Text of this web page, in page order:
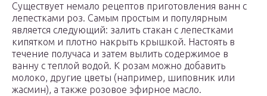
Существует немало рецептов приготовления ванн с
лепестками роз. Самым простым и популярным
является следующий: залить стакан с лепестками
кипятком и плотно накрыть крышкой. Настоять в
течение получаса и затем вылить содержимое в
ванну с теплой водой. К розам можно добавить
молоко, другие цветы (например, шиповник или
жасмин), а также розовое эфирное масло.